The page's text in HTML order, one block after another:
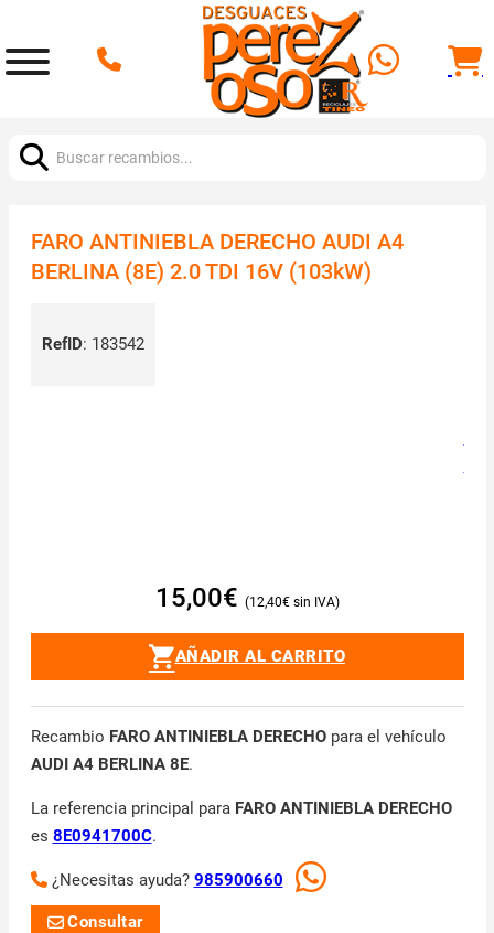
FARO ANTINIEBLA DERECHO AUDI A4
BERLINA (8E) 2.0 TDI 16V (103kW)
RefID: 183542
15,00€ 12,40€
AÑADIR AL CARRITO
Recambio FARO ANTINIEBLA DERECHOpara el vehículo
AUDI A4 BERLINA 8E.
La referencia principal para FARO ANTINIEBLA DERECHO
es 8E0941700C.
¿Necesitas ayuda? 985900660
Consultar